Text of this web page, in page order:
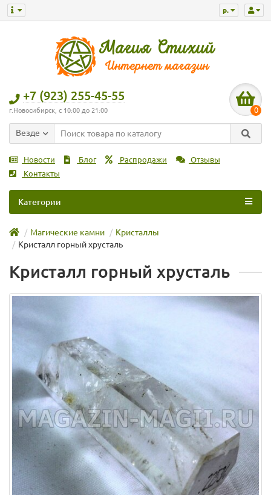
р.
+7 (923) 255-45-55
г.Новосибирск, с 10:00 до 21:00 0
Везде
Новости Блог Распродажи
Отзывы
Контакты
Категории
Магические камни
Кристаллы
Кристалл горный хрусталь
Кристалл горный хрусталь